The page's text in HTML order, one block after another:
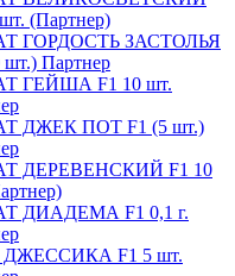
(Партнер)
ГОРДОСТЬ ЗАСТОЛЬЯ
шт.) Партнер
ГЕЙША F1 10 шт.
ДЖЕК ПОТ F1 (5 шт.)
ДЕРЕВЕНСКИЙ F1 10
ДИАДЕМА F1 0,1 г.
ДЖЕССИКА F1 5 шт.